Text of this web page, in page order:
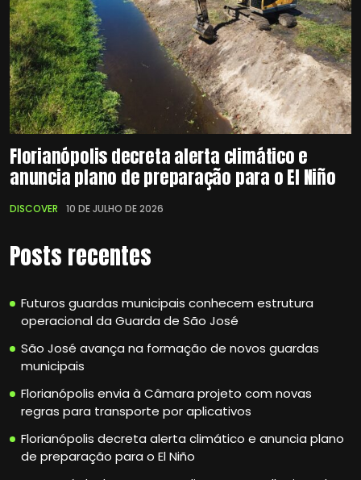
Florianópolis decreta alerta climático e
anuncia plano de preparação para o El Niño
DISCOVER 10 DE JULHO DE 2026
Posts recentes
Futuros guardas municipais conhecem estrutura
operacional da Guarda de São José
São José avança na formação de novos guardas
municipais
Florianópolis envia à Câmara projeto com novas
regras para transporte por aplicativos
Florianópolis decreta alerta climático e anuncia plano
de preparação para o El Niño